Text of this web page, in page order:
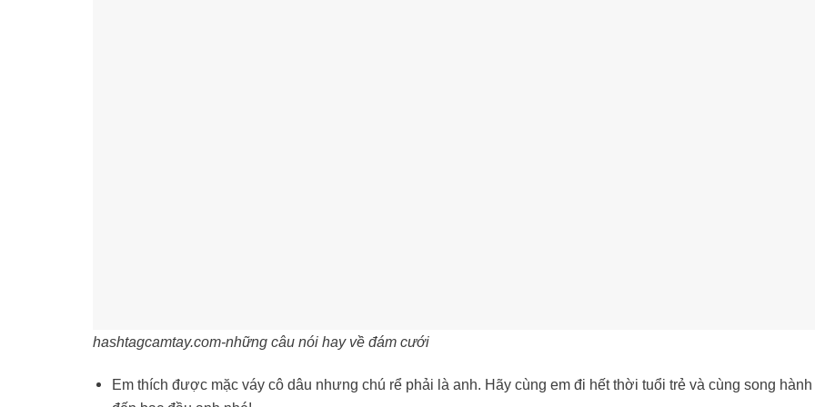
hashtagcamtay.com-những câu nói hay về đám cưới
Em thích được mặc váy cô dâu nhưng chú rể phải là anh. Hãy cùng em đi hết thời tuổi trẻ và cùng song